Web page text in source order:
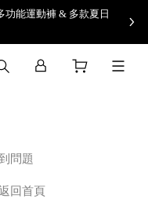
功能運動褲 & 多款夏日
問題
回首頁